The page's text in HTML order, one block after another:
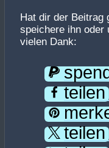
Hat dir der Beitrag
speichere ihn oder
vielen Dank:
teilen
teilen